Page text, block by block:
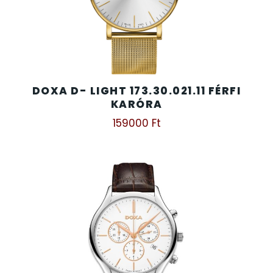
DOXA D- LIGHT 173.30.021.11 FÉRFI
KARÓRA
159000 Ft